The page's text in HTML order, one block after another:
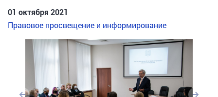
01 октября 2021
Правовое просвещение и информирование